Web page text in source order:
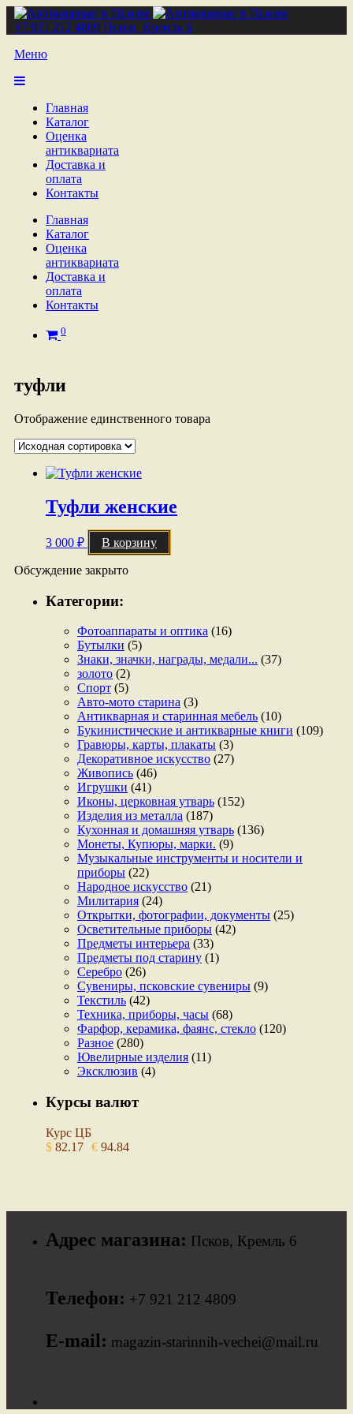
+7 921 212 4809 Псков, Кремль 6
Меню
Главная
Каталог
Оценка
антиквариата
Доставка и
оплата
Контакты
Главная
Каталог
Оценка
антиквариата
Доставка и
оплата
Контакты
0
туфли
Отображение единственного товара
Туфли женские
3 000 ₽ В корзину
Обсуждение закрыто
Категории:
Фотоаппараты и оптика (16)
Бутылки (5)
Знаки, значки, награды, медали... (37)
золото (2)
Спорт (5)
Авто-мото старина (3)
Антикварная и старинная мебель (10)
Букинистические и антикварные книги (109)
Гравюры, карты, плакаты (3)
Декоративное искусство (27)
Живопись (46)
Игрушки (41)
Иконы, церковная утварь (152)
Изделия из металла (187)
Кухонная и домашняя утварь (136)
Монеты, Купюры, марки. (9)
Музыкальные инструменты и носители и
приборы (22)
Народное искусство (21)
Милитария (24)
Открытки, фотографии, документы (25)
Осветительные приборы (42)
Предметы интерьера (33)
Предметы под старину (1)
Серебро (26)
Сувениры, псковские сувениры (9)
Текстиль (42)
Техника, приборы, часы (68)
Фарфор, керамика, фаянс, стекло (120)
Разное (280)
Ювелирные изделия (11)
Эксклюзив (4)
Курсы валют
Курс ЦБ
$ 82.17 € 94.84
Адрес магазина: Псков, Кремль 6
Телефон: +7 921 212 4809
E-mail: magazin-starinnih-vechei@mail.ru